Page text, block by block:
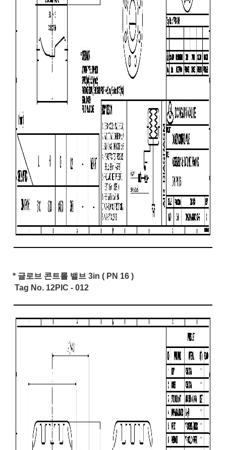
* 글로브 콘트롤 밸브 3in ( PN 16 )
Tag No. 12PIC - 012